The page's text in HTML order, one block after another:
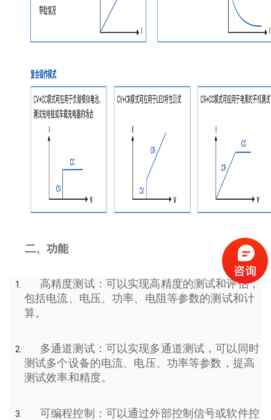
二、功能
高精度测试：可以实现高精度的测试和评估，
包括电流、电压、功率、电阻等参数的测试和计
算。
多通道测试：可以实现多通道测试，可以同时
测试多个设备的电流、电压、功率等参数，提高
测试效率和精度。
可编程控制：可以通过外部控制信号或软件控